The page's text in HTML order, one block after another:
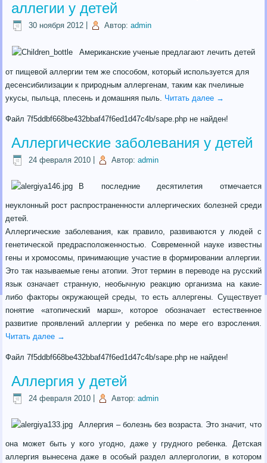
аллегии у детей
30 ноября 2012 Автор: admin
Американские ученые предлагают лечить детей
от пищевой аллергии тем же способом, который используется для
десенсибилизации к природным аллергенам, таким как пчелиные
укусы, пыльца, плесень и домашняя пыль. Читать далее →
Файл 7f5ddbf668be432bbaf47f6ed1d47c4b/sape.php не найден!
Аллергические заболевания у детей
24 февраля 2010 Автор: admin
В последние десятилетия отмечается
неуклонный рост распространенности аллергических болезней среди
детей.
Аллергические заболевания, как правило, развиваются у людей с
генетической предрасположенностью. Современной науке известны
гены и хромосомы, принимающие участие в формировании аллергии.
Это так называемые гены атопии. Этот термин в переводе на русский
язык означает странную, необычную реакцию организма на какие-
либо факторы окружающей среды, то есть аллергены. Существует
понятие «атопический марш», которое обозначает естественное
развитие проявлений аллергии у ребенка по мере его взросления.
Читать далее →
Файл 7f5ddbf668be432bbaf47f6ed1d47c4b/sape.php не найден!
Аллергия у детей
24 февраля 2010 Автор: admin
Аллергия – болезнь без возраста. Это значит, что
она может быть у кого угодно, даже у грудного ребенка. Детская
аллергия вынесена даже в особый раздел аллергологии, в котором